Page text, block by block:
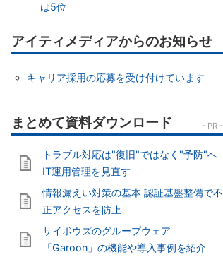
は5位
アイティメディアからのお知らせ
キャリア採用の応募を受け付けています
トラブル対応は"復旧"ではなく"予防"へ
IT運用管理を見直す
情報漏えい対策の基本 認証基盤整備で不
正アクセスを防止
サイボウズのグループウェア
「Garoon」の機能や導入事例を紹介